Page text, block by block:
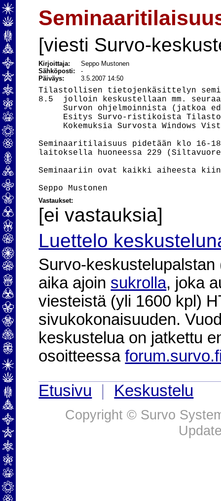
[viesti Survo-
Kirjoittaja:
Seppo Mustonen
Sähköposti:-
Päiväys:
3.5.2007 14:50
Tilastollisen tietojenkäsittelyn
8.5  jolloin keskustellaan mm.
Survon ohjelmoinnista (jatkoa
Esitys Survo-ristikoista
Kokemuksia Survosta Windows
Seminaaritilaisuus pidetään klo 16-
laitoksella huoneessa 229
Seminaariin ovat kaikki aiheesta
Vastaukset:
[ei vastauksia]
Luettelo
Survo-
aika ajoin sukrolla, joka
viesteistä (yli 1600 kpl)
sivukokonaisuuden.
keskustelua on jatkettu
osoitteessa
Etusivu
Keskustelu
Copyright © Survo